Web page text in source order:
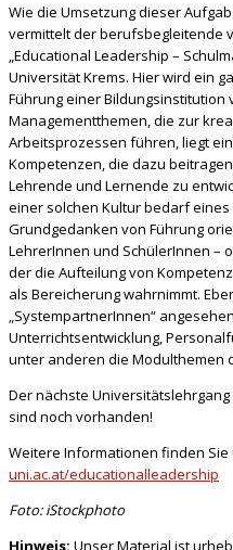
Wie die Umsetzung dieser
vermittelt der berufsbegleitende
„Educational Leadership –
Universität Krems. Hier wird ein
Führung einer Bildungsinstitution
Managementthemen, die zur
Arbeitsprozessen führen, liegt
Kompetenzen, die dazu
Lehrende und Lernende zu
einer solchen Kultur bedarf eines
Grundgedanken von Führung
LehrerInnen und SchülerInnen –
der die Aufteilung von
als Bereicherung wahrnimmt.
„SystempartnerInnen“
Unterrichtsentwicklung,
unter anderen die Modulthemen
Der nächste Universitätslehrgang
sind noch vorhanden!
Weitere Informationen finden Sie
uni.ac.at/educationalleadership
Foto: iStockphoto
Hinweis: Unser Material ist